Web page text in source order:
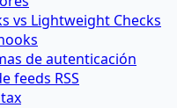
vs Lightweight Checks
de autenticación
feeds RSS